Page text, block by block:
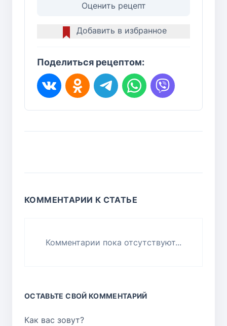
Оценить рецепт
Добавить в избранное
Поделиться рецептом:
КОММЕНТАРИИ К СТАТЬЕ
Комментарии пока отсутствуют...
ОСТАВЬТЕ СВОЙ КОММЕНТАРИЙ
Как вас зовут?